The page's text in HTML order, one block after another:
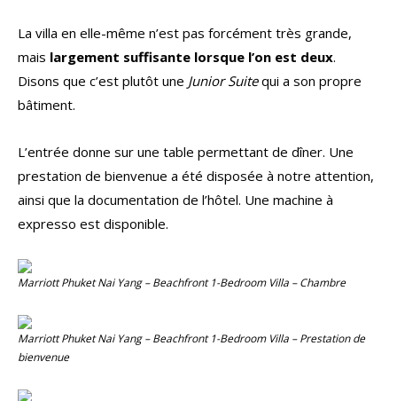
La villa en elle-même n’est pas forcément très grande,
mais largement suffisante lorsque l’on est deux.
Disons que c’est plutôt une Junior Suitequi a son propre
bâtiment.
L’entrée donne sur une table permettant de dîner. Une
prestation de bienvenue a été disposée à notre attention,
ainsi que la documentation de l’hôtel. Une machine à
expresso est disponible.
Marriott Phuket Nai Yang – Beachfront 1-Bedroom Villa – Chambre
Marriott Phuket Nai Yang – Beachfront 1-Bedroom Villa – Prestation de
bienvenue